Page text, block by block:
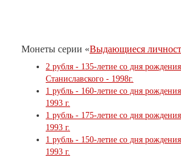
Монеты серии «Выдающиеся
2 рубля - 135-летие со дня
Станиславского - 1998г.
1 рубль - 160-летие со дня
1993 г.
1 рубль - 175-летие со дня
1993 г.
1 рубль - 150-летие со дня
1993 г.